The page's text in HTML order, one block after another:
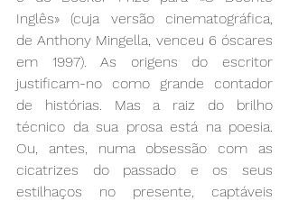
Inglês» (cuja versão cinematográfica,
de Anthony Mingella, venceu 6 óscares
em 1997). As origens do escritor
justificam-no como grande contador
de histórias. Mas a raiz do brilho
técnico da sua prosa está na poesia.
Ou, antes, numa obsessão com as
cicatrizes do passado e os seus
estilhaços no presente, captáveis